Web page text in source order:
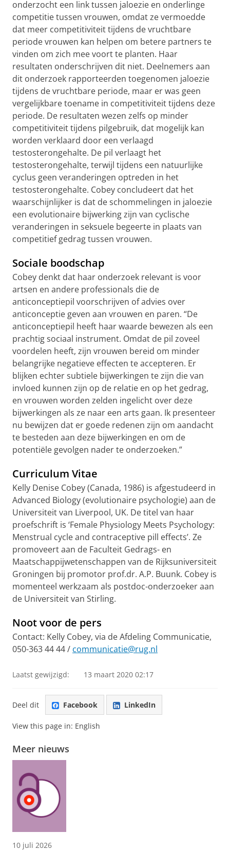
onderzocht een link tussen jaloezie en onderlinge
competitie tussen vrouwen, omdat ze vermoedde
dat meer competitiviteit tijdens de vruchtbare
periode vrouwen kan helpen om betere partners te
vinden om zich mee voort te planten. Haar
resultaten onderschrijven dit niet. Deelnemers aan
dit onderzoek rapporteerden toegenomen jaloezie
tijdens de vruchtbare periode, maar er was geen
vergelijkbare toename in competitiviteit tijdens deze
periode. De resultaten wezen zelfs op minder
competitiviteit tijdens pilgebruik, dat mogelijk kan
worden verklaard door een verlaagd
testosterongehalte. De pil verlaagt het
testosterongehalte, terwijl tijdens een natuurlijke
cyclus geen veranderingen optreden in het
testosterongehalte. Cobey concludeert dat het
waarschijnlijker is dat de schommelingen in jaloezie
een evolutionaire bijwerking zijn van cyclische
veranderingen in seksuele begeerte in plaats van
competitief gedrag tussen vrouwen.
Sociale boodschap
Cobey denkt dat haar onderzoek relevant is voor
artsen en andere professionals die de
anticonceptiepil voorschrijven of advies over
anticonceptie geven aan vrouwen en paren. “De
anticonceptiepil heeft haar waarde bewezen als een
prachtig sociaal instrument. Omdat de pil zoveel
voordelen heeft, zijn vrouwen bereid om minder
belangrijke negatieve effecten te accepteren. Er
blijken echter subtiele bijwerkingen te zijn die van
invloed kunnen zijn op de relatie en op het gedrag,
en vrouwen worden zelden ingelicht over deze
bijwerkingen als ze naar een arts gaan. Ik presenteer
nu bewijzen dat er goede redenen zijn om aandacht
te besteden aan deze bijwerkingen en om de
potentiële gevolgen nader te onderzoeken.”
Curriculum Vitae
Kelly Denise Cobey (Canada, 1986) is afgestudeerd in
Advanced Biology (evolutionaire psychologie) aan de
Universiteit van Liverpool, UK. De titel van haar
proefschrift is ‘Female Physiology Meets Psychology:
Menstrual cycle and contraceptive pill effects’. Ze
promoveert aan de Faculteit Gedrags- en
Maatschappijwetenschappen van de Rijksuniversiteit
Groningen bij promotor prof.dr. A.P. Buunk. Cobey is
momenteel werkzaam als postdoc-onderzoeker aan
de Universiteit van Stirling.
Noot voor de pers
Contact: Kelly Cobey, via de Afdeling Communicatie,
050-363 44 44 / communicatie@rug.nl
Laatst gewijzigd: 13 maart 2020 02:17
Deel dit Facebook LinkedIn
View this page in: English
Meer nieuws
10 juli 2026